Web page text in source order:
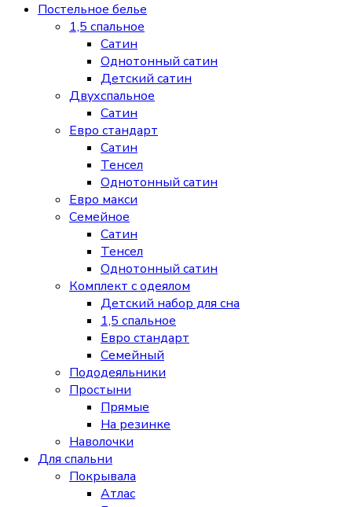
Постельное белье
1,5 спальное
Сатин
Однотонный сатин
Детский сатин
Двухспальное
Сатин
Евро стандарт
Сатин
Тенсел
Однотонный сатин
Евро макси
Семейное
Сатин
Тенсел
Однотонный сатин
Комплект с одеялом
Детский набор для сна
1,5 спальное
Евро стандарт
Семейный
Пододеяльники
Простыни
Прямые
На резинке
Наволочки
Для спальни
Покрывала
Атлас